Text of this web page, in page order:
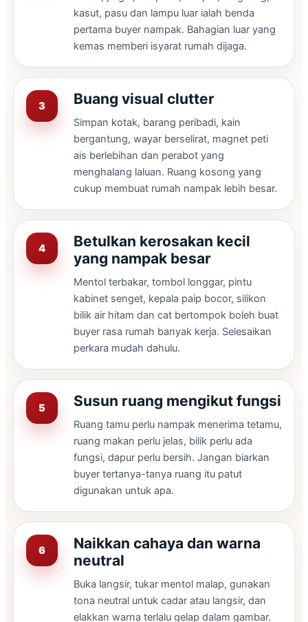
kasut, pasu dan lampu luar ialah benda
pertama buyer nampak. Bahagian luar yang
kemas memberi isyarat rumah dijaga.
Buang visual clutter
Simpan kotak, barang peribadi, kain
bergantung, wayar berselirat, magnet peti
ais berlebihan dan perabot yang
menghalang laluan. Ruang kosong yang
cukup membuat rumah nampak lebih besar.
Betulkan kerosakan kecil
yang nampak besar
Mentol terbakar, tombol longgar, pintu
kabinet senget, kepala paip bocor, silikon
bilik air hitam dan cat bertompok boleh buat
buyer rasa rumah banyak kerja. Selesaikan
perkara mudah dahulu.
Susun ruang mengikut fungsi
Ruang tamu perlu nampak menerima tetamu,
ruang makan perlu jelas, bilik perlu ada
fungsi, dapur perlu bersih. Jangan biarkan
buyer tertanya-tanya ruang itu patut
digunakan untuk apa.
Naikkan cahaya dan warna
neutral
Buka langsir, tukar mentol malap, gunakan
tona neutral untuk cadar atau langsir, dan
elakkan warna terlalu gelap dalam gambar.